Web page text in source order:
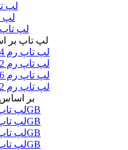
لپ
لپ
لپ
لپ تاپ بر
لپ تاپ رم 64 گیگابایت
لپ تاپ رم 32 گیگابایت
لپ تاپ رم 16 گیگابایت
لپ تاپ رم 12 گیگابایت
بر
لپ تاپ گرافیک 8GB
لپ تاپ گرافیک 6GB
لپ تاپ گرافیک 4GB
لپ تاپ گرافیک 2GB